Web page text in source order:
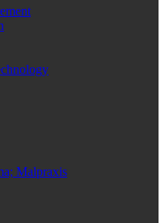
Malpraxis